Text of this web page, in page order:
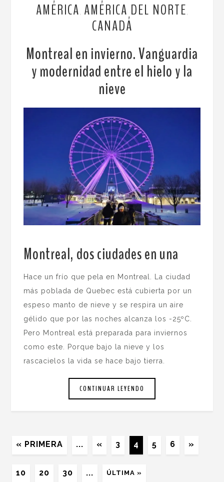
AMÉRICA AMÉRICA DEL NORTE
CANADÁ
Montreal en invierno. Vanguardia
y modernidad entre el hielo y la
nieve
Montreal, dos ciudades en una
Hace un frío que pela en Montreal. La ciudad
más poblada de Quebec está cubierta por un
espeso manto de nieve y se respira un aire
gélido que por las noches alcanza los -25ºC.
Pero Montreal está preparada para inviernos
como este. Porque bajo la nieve y los
rascacielos la vida se hace bajo tierra.
CONTINUAR LEYENDO
« PRIMERA ... « 3 4 5 6 »
10 20 30 ... ÚLTIMA »